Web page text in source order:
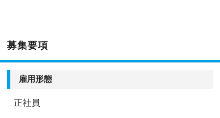
募集要項
雇用形態
正社員